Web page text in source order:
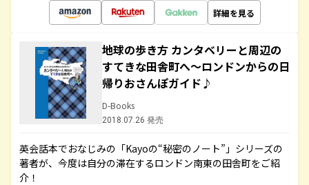
詳細を見る
地球の歩き方 カンタベリーと周辺の
すてきな田舎町へ～ロンドンからの日
帰りおさんぽガイド♪
D-Books
2018.07.26 発売
英会話本でおなじみの「Kayoの“秘密のノート”」シリーズの
著者が、今度は自分の滞在するロンドン南東の田舎町をご紹
介！